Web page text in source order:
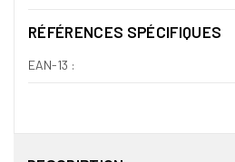
RÉFÉRENCES SPÉCIFIQUES
EAN-13 :